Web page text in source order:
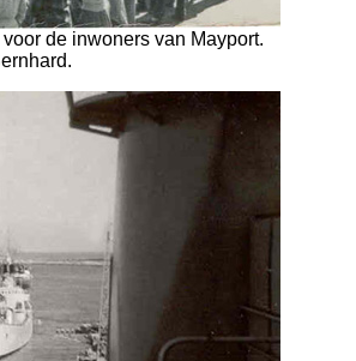
de inwoners van Mayport.